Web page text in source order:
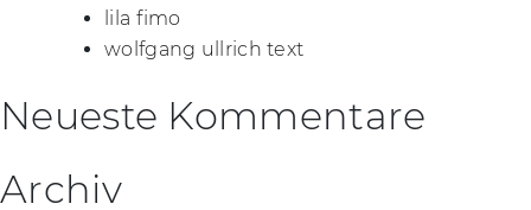
lila fimo
wolfgang ullrich text
Neueste Kommentare
Archiv